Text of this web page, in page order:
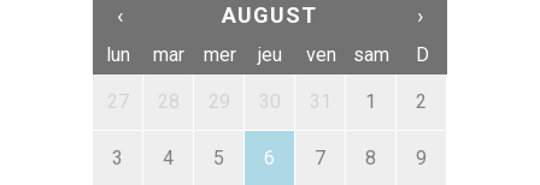
‹ AUGUST ›
lun mar mer jeu ven sam D
27 28 29 30 31 1 2
3 4 5 6 7 8 9